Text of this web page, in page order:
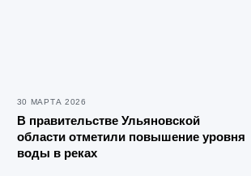
30 МАРТА 2026
В правительстве Ульяновской
области отметили повышение уровня
воды в реках